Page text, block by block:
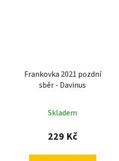
Frankovka 2021 pozdní
sběr - Davinus
Skladem
229 Kč